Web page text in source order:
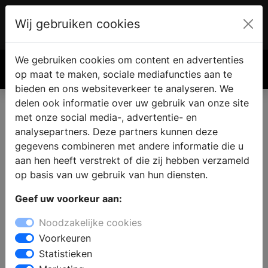
€ 0.00
Wij gebruiken cookies
We gebruiken cookies om content en advertenties
op maat te maken, sociale mediafuncties aan te
bieden en ons websiteverkeer te analyseren. We
delen ook informatie over uw gebruik van onze site
met onze social media-, advertentie- en
analysepartners. Deze partners kunnen deze
gegevens combineren met andere informatie die u
aan hen heeft verstrekt of die zij hebben verzameld
op basis van uw gebruik van hun diensten.
Geef uw voorkeur aan:
Noodzakelijke cookies
Voorkeuren
Statistieken